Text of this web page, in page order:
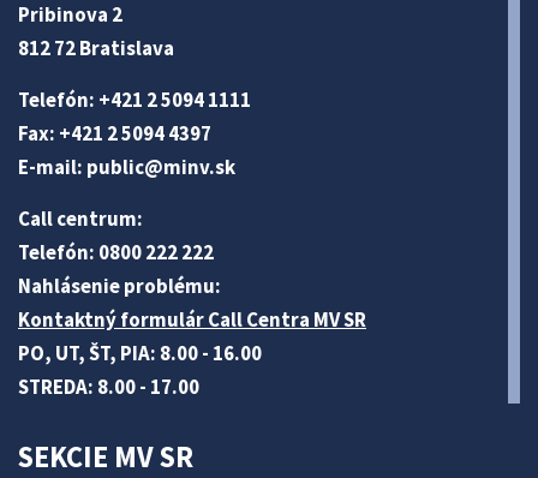
Pribinova 2
812 72 Bratislava
Telefón: +421 2 5094 1111
Fax: +421 2 5094 4397
E-mail: public@minv.sk
Call centrum:
Telefón: 0800 222 222
Nahlásenie problému:
Kontaktný formulár Call Centra MV SR
PO, UT, ŠT, PIA: 8.00 - 16.00
STREDA: 8.00 - 17.00
SEKCIE MV SR